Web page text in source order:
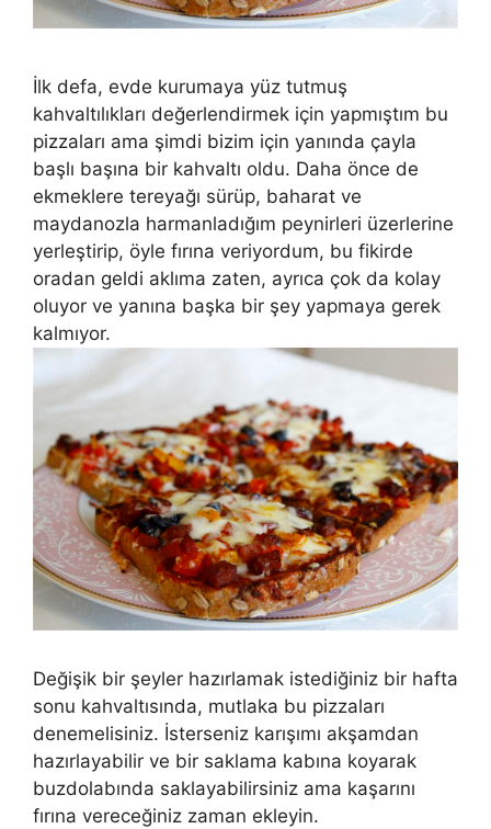
İlk defa, evde kurumaya yüz tutmuş
kahvaltılıkları değerlendirmek için yapmıştım bu
pizzaları ama şimdi bizim için yanında çayla
başlı başına bir kahvaltı oldu. Daha önce de
ekmeklere tereyağı sürüp, baharat ve
maydanozla harmanladığım peynirleri üzerlerine
yerleştirip, öyle fırına veriyordum, bu fikirde
oradan geldi aklıma zaten, ayrıca çok da kolay
oluyor ve yanına başka bir şey yapmaya gerek
kalmıyor.
Değişik bir şeyler hazırlamak istediğiniz bir hafta
sonu kahvaltısında, mutlaka bu pizzaları
denemelisiniz. İsterseniz karışımı akşamdan
hazırlayabilir ve bir saklama kabına koyarak
buzdolabında saklayabilirsiniz ama kaşarını
fırına vereceğiniz zaman ekleyin.